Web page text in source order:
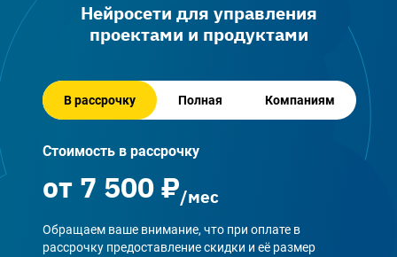
Нейросети для управления
проектами и продуктами
В рассрочку Полная Компаниям
Стоимость в рассрочку
от 7 500₽/мес
Обращаем ваше внимание, что при оплате в
рассрочку предоставление скидки и её размер